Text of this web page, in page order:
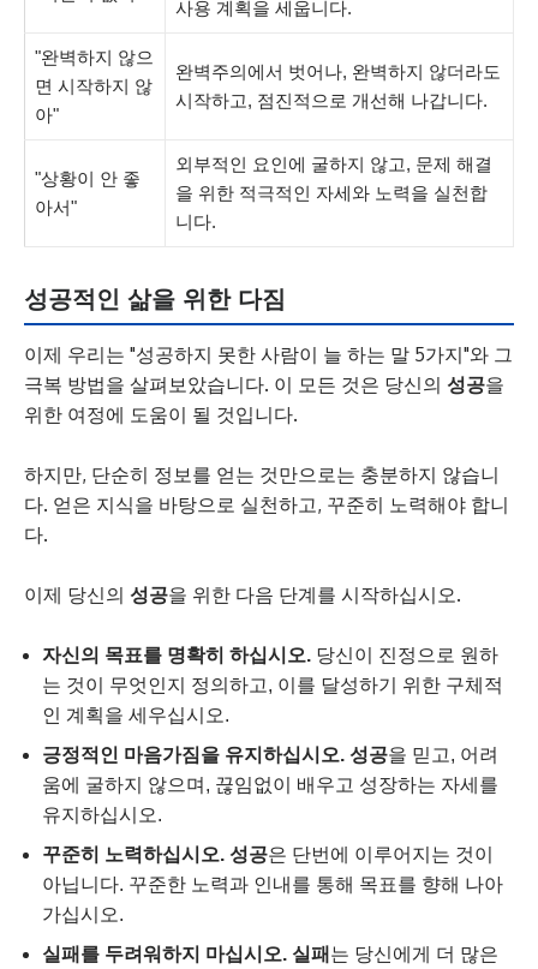
사용 계획을 세웁니다.
"완벽하지 않으
면 시작하지 않
아"
완벽주의에서 벗어나, 완벽하지 않더라도
시작하고, 점진적으로 개선해 나갑니다.
"상황이 안 좋
아서"
외부적인 요인에 굴하지 않고, 문제 해결
을 위한 적극적인 자세와 노력을 실천합
니다.
성공적인 삶을 위한 다짐
이제 우리는 "성공하지 못한 사람이 늘 하는 말 5가지"와 그
극복 방법을 살펴보았습니다. 이 모든 것은 당신의 성공을
위한 여정에 도움이 될 것입니다.
하지만, 단순히 정보를 얻는 것만으로는 충분하지 않습니
다. 얻은 지식을 바탕으로 실천하고, 꾸준히 노력해야 합니
다.
이제 당신의 성공을 위한 다음 단계를 시작하십시오.
자신의 목표를 명확히 하십시오. 당신이 진정으로 원하
는 것이 무엇인지 정의하고, 이를 달성하기 위한 구체적
인 계획을 세우십시오.
긍정적인 마음가짐을 유지하십시오. 성공을 믿고, 어려
움에 굴하지 않으며, 끊임없이 배우고 성장하는 자세를
유지하십시오.
꾸준히 노력하십시오. 성공은 단번에 이루어지는 것이
아닙니다. 꾸준한 노력과 인내를 통해 목표를 향해 나아
가십시오.
실패를 두려워하지 마십시오. 실패 는 당신에게 더 많은